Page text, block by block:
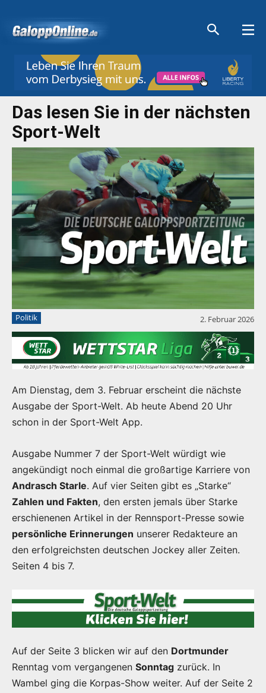
Das lesen Sie in der nächsten
Sport-Welt
Politik 2. Februar 2026
Am Dienstag, dem 3. Februar erscheint die nächste
Ausgabe der Sport-Welt. Ab heute Abend 20 Uhr
schon in der Sport-Welt App.
Ausgabe Nummer 7 der Sport-Welt würdigt wie
angekündigt noch einmal die großartige Karriere von
Andrasch Starle. Auf vier Seiten gibt es „Starke“
Zahlen und Fakten, den ersten jemals über Starke
erschienenen Artikel in der Rennsport-Presse sowie
persönliche Erinnerungen unserer Redakteure an
den erfolgreichsten deutschen Jockey aller Zeiten.
Seiten 4 bis 7.
Auf der Seite 3 blicken wir auf den Dortmunder
Renntag vom vergangenen Sonntag zurück. In
Wambel ging die Korpas-Show weiter. Auf der Seite 2